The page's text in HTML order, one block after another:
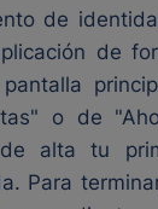
de
de
o de
alta tu
Para